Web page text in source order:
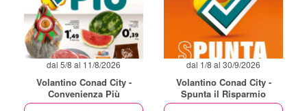
dal 5/8 al 11/8/2026
Volantino Conad City -
Convenienza Più
dal 1/8 al 30/9/2026
Volantino Conad City -
Spunta il Risparmio